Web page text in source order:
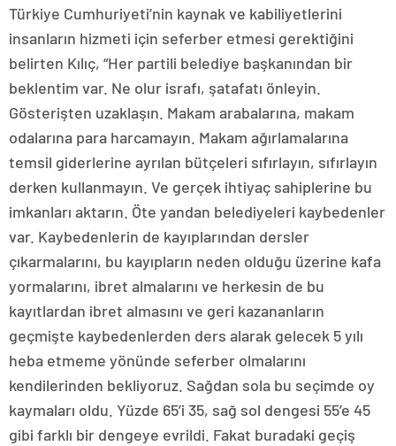
Türkiye Cumhuriyeti’nin kaynak ve kabiliyetlerini
insanların hizmeti için seferber etmesi gerektiğini
belirten Kılıç, “Her partili belediye başkanından bir
beklentim var. Ne olur israfı, şatafatı önleyin.
Gösterişten uzaklaşın. Makam arabalarına, makam
odalarına para harcamayın. Makam ağırlamalarına
temsil giderlerine ayrılan bütçeleri sıfırlayın, sıfırlayın
derken kullanmayın. Ve gerçek ihtiyaç sahiplerine bu
imkanları aktarın. Öte yandan belediyeleri kaybedenler
var. Kaybedenlerin de kayıplarından dersler
çıkarmalarını, bu kayıpların neden olduğu üzerine kafa
yormalarını, ibret almalarını ve herkesin de bu
kayıtlardan ibret almasını ve geri kazananların
geçmişte kaybedenlerden ders alarak gelecek 5 yılı
heba etmeme yönünde seferber olmalarını
kendilerinden bekliyoruz. Sağdan sola bu seçimde oy
kaymaları oldu. Yüzde 65’i 35, sağ sol dengesi 55’e 45
gibi farklı bir dengeye evrildi. Fakat buradaki geçiş